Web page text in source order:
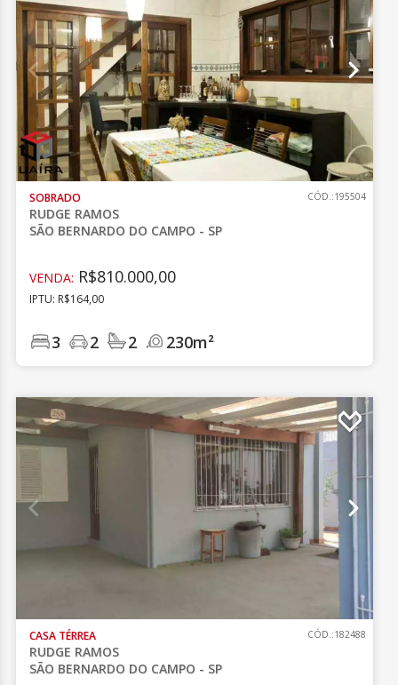
SOBRADO
RUDGE RAMOS
SÃO BERNARDO DO CAMPO - SP
CÓD.:195504
VENDA: R$810.000,00
IPTU: R$164,00
3 2 2 230m²
CASA TÉRREA
RUDGE RAMOS
SÃO BERNARDO DO CAMPO - SP
CÓD.:182488